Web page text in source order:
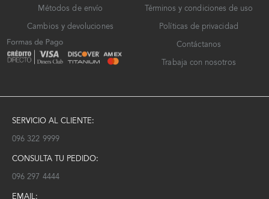
Métodos de envío
Cambios y devoluciones
Términos y condiciones de uso
Políticas de privacidad
Contáctanos
Trabaja con nosotros
SERVICIO AL CLIENTE:
096 322 9999
CONSULTA TU PEDIDO:
096 297 4444
EMAIL: